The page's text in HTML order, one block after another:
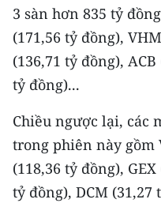
RADIO
MEDIA CENTER
E-Magazine
Video
Media Chính trị
Media Kinh tế
3 sàn hơn 835 tỷ
(171,56 tỷ đồng),
(136,71 tỷ đồng),
tỷ đồng)...
Chiều ngược lại, các
trong phiên này gồm
(118,36 tỷ đồng),
tỷ đồng), DCM (31,27